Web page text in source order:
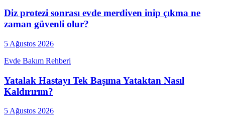
Diz protezi sonrası evde merdiven inip çıkma ne
zaman güvenli olur?
5 Ağustos 2026
Evde Bakım Rehberi
Yatalak Hastayı Tek Başıma Yataktan Nasıl
Kaldırırım?
5 Ağustos 2026